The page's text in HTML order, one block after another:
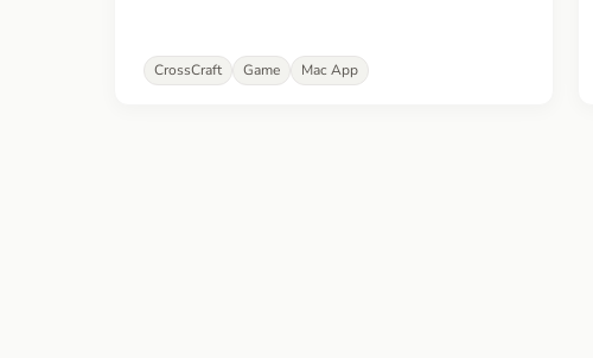
CrossCraft Game Mac App